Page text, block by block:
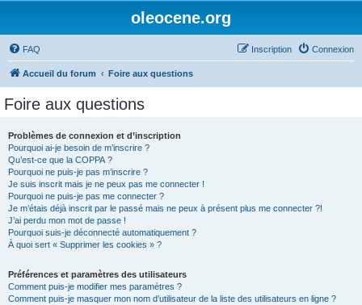
oleocene.org
FAQ Connexion
Inscription
Accueil du forum Foire aux questions
Foire aux questions
Problèmes de connexion et d’inscription
Pourquoi ai-je besoin de m’inscrire ?
Qu’est-ce que la COPPA ?
Pourquoi ne puis-je pas m’inscrire ?
Je suis inscrit mais je ne peux pas me connecter !
Pourquoi ne puis-je pas me connecter ?
Je m’étais déjà inscrit par le passé mais ne peux à présent plus me connecter ?!
J’ai perdu mon mot de passe !
Pourquoi suis-je déconnecté automatiquement ?
À quoi sert « Supprimer les cookies » ?
Préférences et paramètres des utilisateurs
Comment puis-je modifier mes paramètres ?
Comment puis-je masquer mon nom d’utilisateur de la liste des utilisateurs en ligne ?